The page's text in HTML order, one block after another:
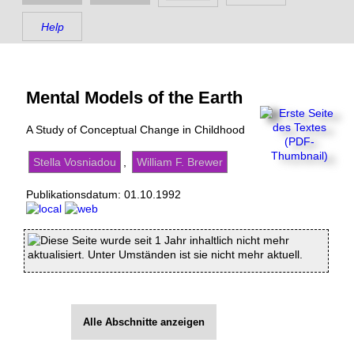
Help
Mental Models of the Earth
A Study of Conceptual Change in Childhood
Stella Vosniadou William F. Brewer
Publikationsdatum: 01.10.1992
Diese Seite wurde seit 1 Jahr inhaltlich nicht mehr
aktualisiert. Unter Umständen ist sie nicht mehr aktuell.
Alle Abschnitte anzeigen